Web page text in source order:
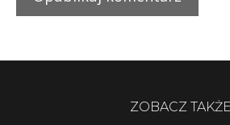
ZOBACZ TAKŻE